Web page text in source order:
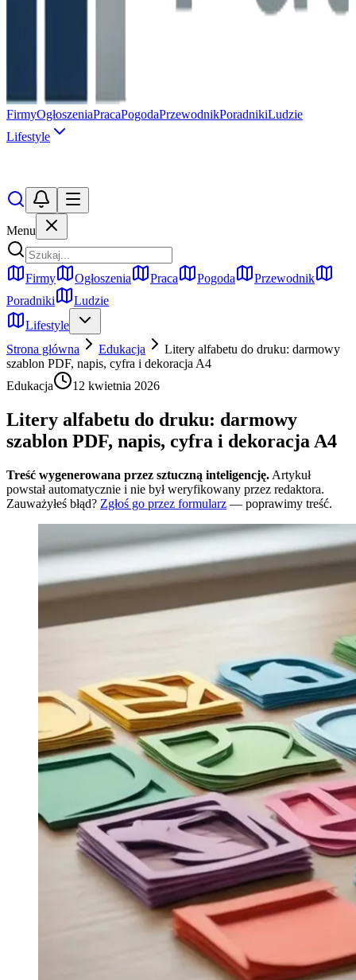
FirmyOgłoszeniaPracaPogodaPrzewodnikPoradnikiLudzie
Lifestyle
Menu
Firmy Ogłoszenia Praca Pogoda
Przewodnik
Poradniki
Ludzie
Lifestyle
Strona główna
Edukacja
Litery alfabetu do druku: darmowy
szablon PDF, napis, cyfra i dekoracja A4
Edukacja
12 kwietnia 2026
Litery alfabetu do druku: darmowy
szablon PDF, napis, cyfra i dekoracja A4
Treść wygenerowana przez sztuczną inteligencję. Artykuł
powstał automatycznie i nie był weryfikowany przez redaktora.
Zauważyłeś błąd? Zgłoś go przez formularz — poprawimy treść.